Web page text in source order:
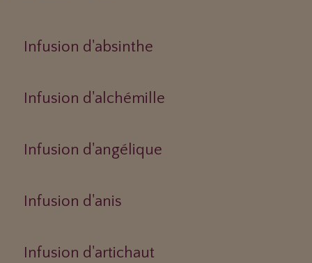
Infusion d'absinthe
Infusion d'alchémille
Infusion d'angélique
Infusion d'anis
Infusion d'artichaut